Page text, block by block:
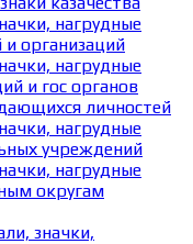
нагрудные
организаций
нагрудные
и гос органов
личностей
нагрудные
учреждений
нагрудные
округам
значки,